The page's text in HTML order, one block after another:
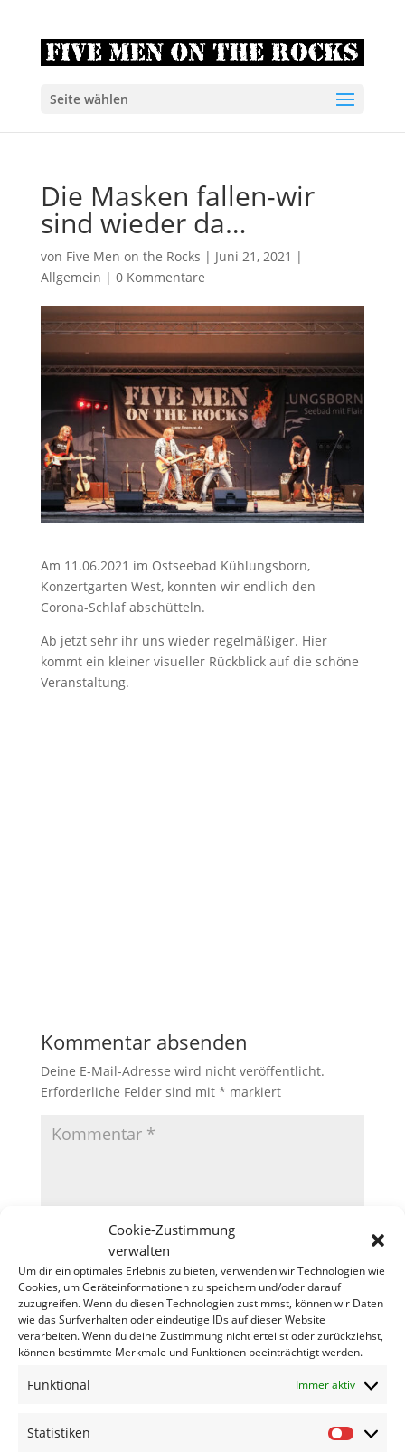
Cookie-Zustimmung
verwalten
Um dir ein optimales Erlebnis zu bieten, verwenden wir Technologien wie
Cookies, um Geräteinformationen zu speichern und/oder darauf
zuzugreifen. Wenn du diesen Technologien zustimmst, können wir Daten
wie das Surfverhalten oder eindeutige IDs auf dieser Website
verarbeiten. Wenn du deine Zustimmung nicht erteilst oder zurückziehst,
können bestimmte Merkmale und Funktionen beeinträchtigt werden.
Funktional Immer aktiv
Statistiken
Seite wählen
Die Masken fallen-wir
sind wieder da…
von Five Men on the Rocks | Juni 21, 2021 |
Allgemein | 0 Kommentare
Am 11.06.2021 im Ostseebad Kühlungsborn,
Konzertgarten West, konnten wir endlich den
Corona-Schlaf abschütteln.
Ab jetzt sehr ihr uns wieder regelmäßiger. Hier
kommt ein kleiner visueller Rückblick auf die schöne
Veranstaltung.
Kommentar absenden
Deine E-Mail-Adresse wird nicht veröffentlicht.
Erforderliche Felder sind mit * markiert